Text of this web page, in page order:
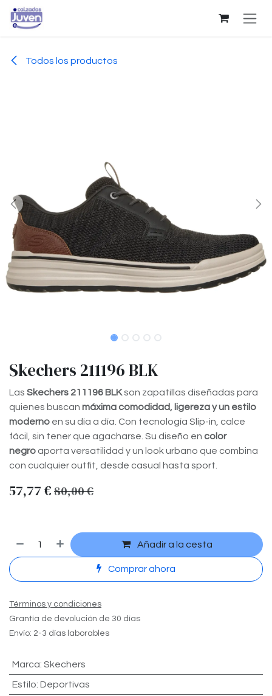
Ir al contenido
Todos los productos
Skechers 211196 BLK
Las Skechers 211196 BLKson zapatillas diseñadas para
quienes buscan máxima comodidad, ligereza y un estilo
moderno en su día a día. Con tecnología Slip-in, calce
fácil, sin tener que agacharse. Su diseño en color
negro aporta versatilidad y un look urbano que combina
con cualquier outfit, desde casual hasta sport.
57,77 €80,00€
Añadir a la cesta
Comprar ahora
Términos y condiciones
Grantía de devolución de 30 días
Envío: 2-3 días laborables
Marca: Skechers
Estilo: Deportivas